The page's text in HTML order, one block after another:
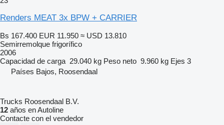
Renders MEAT 3x BPW + CARRIER
Bs 167.400 EUR 11.950 ≈ USD 13.810
Semirremolque frigorífico
2006
Capacidad de carga 29.040 kg Peso neto 9.960 kg Ejes 3
Países Bajos, Roosendaal
Trucks Roosendaal B.V.
12 años en Autoline
Contacte con el vendedor